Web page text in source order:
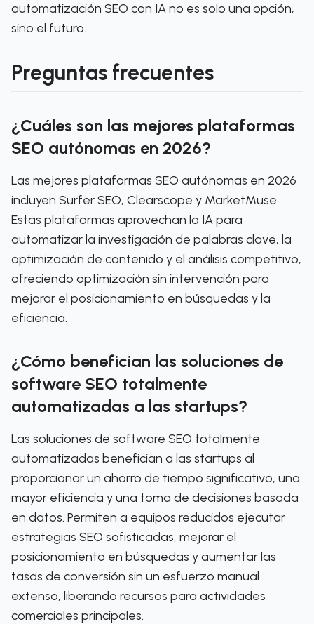
automatización SEO con IA no es solo una opción,
sino el futuro.
Preguntas frecuentes
¿Cuáles son las mejores plataformas
SEO autónomas en 2026?
Las mejores plataformas SEO autónomas en 2026
incluyen Surfer SEO, Clearscope y MarketMuse.
Estas plataformas aprovechan la IA para
automatizar la investigación de palabras clave, la
optimización de contenido y el análisis competitivo,
ofreciendo optimización sin intervención para
mejorar el posicionamiento en búsquedas y la
eficiencia.
¿Cómo benefician las soluciones de
software SEO totalmente
automatizadas a las startups?
Las soluciones de software SEO totalmente
automatizadas benefician a las startups al
proporcionar un ahorro de tiempo significativo, una
mayor eficiencia y una toma de decisiones basada
en datos. Permiten a equipos reducidos ejecutar
estrategias SEO sofisticadas, mejorar el
posicionamiento en búsquedas y aumentar las
tasas de conversión sin un esfuerzo manual
extenso, liberando recursos para actividades
comerciales principales.